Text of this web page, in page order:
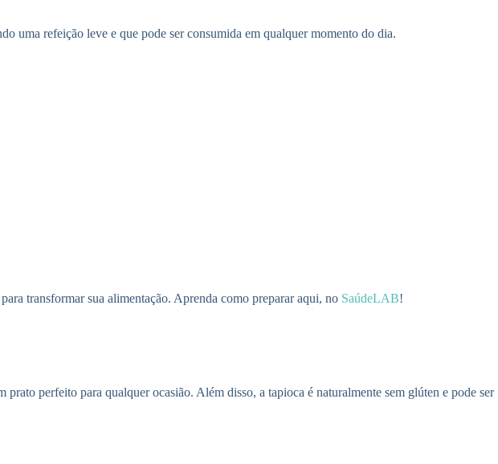
uma refeição leve e que pode ser consumida em qualquer momento do dia.
transformar sua alimentação. Aprenda como preparar aqui, no SaúdeLAB!
perfeito para qualquer ocasião. Além disso, a tapioca é naturalmente sem glúten e pode ser